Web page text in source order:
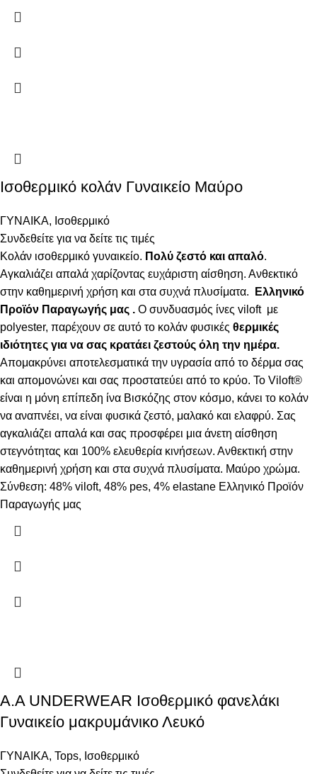
Ισοθερμικό κολάν Γυναικείο Μαύρο
ΓΥΝΑΙΚΑ, Ισοθερμικό
Συνδεθείτε για να δείτε τις τιμές
Κολάν ισοθερμικό γυναικείο. Πολύ ζεστό και απαλό.
Αγκαλιάζει απαλά χαρίζοντας ευχάριστη αίσθηση. Ανθεκτικό
στην καθημερινή χρήση και στα συχνά πλυσίματα.
Ελληνικό
Προϊόν Παραγωγής μας . Ο συνδυασμός ίνες viloft με
polyester, παρέχουν σε αυτό το κολάν φυσικές θερμικές
ιδιότητες για να σας κρατάει ζεστούς όλη την ημέρα.
Απομακρύνει αποτελεσματικά την υγρασία από το δέρμα σας
και απομονώνει και σας προστατεύει από το κρύο. Το Viloft®
είναι η μόνη επίπεδη ίνα Βισκόζης στον κόσμο, κάνει το κολάν
να αναπνέει, να είναι φυσικά ζεστό, μαλακό και ελαφρύ. Σας
αγκαλιάζει απαλά και σας προσφέρει μια άνετη αίσθηση
στεγνότητας και 100% ελευθερία κινήσεων. Ανθεκτική στην
καθημερινή χρήση και στα συχνά πλυσίματα. Μαύρο χρώμα.
Σύνθεση: 48% viloft, 48% pes, 4% elastane Ελληνικό Προϊόν
Παραγωγής μας
Α.A UNDERWEAR Ισοθερμικό φανελάκι
Γυναικείο μακρυμάνικο Λευκό
ΓΥΝΑΙΚΑ, Tops, Ισοθερμικό